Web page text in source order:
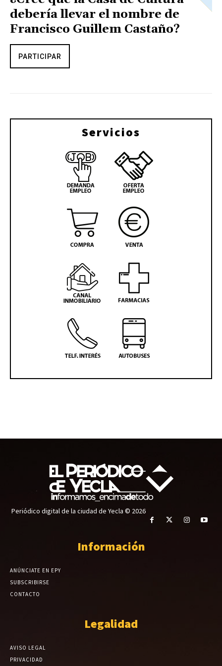
debería llevar el nombre de
Francisco Guillem Castaño?
PARTICIPAR
Servicios
Periódico digital de la ciudad de Yecla © 2026
Información
ANÚNCIATE EN EPY
SUBSCRIBIRSE
CONTACTO
Legalidad
AVISO LEGAL
PRIVACIDAD